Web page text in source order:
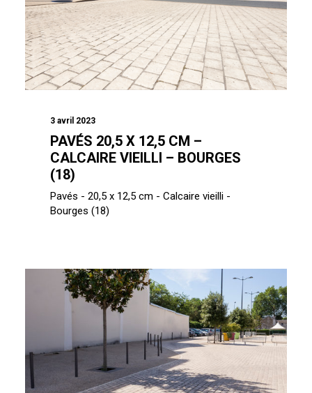
3 avril 2023
PAVÉS 20,5 X 12,5 CM –
CALCAIRE VIEILLI – BOURGES
(18)
Pavés - 20,5 x 12,5 cm - Calcaire vieilli -
Bourges (18)